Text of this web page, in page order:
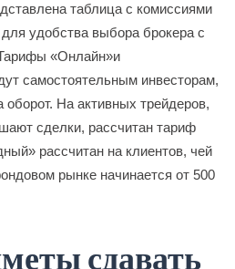
таблица с комиссиями
удобства выбора брокера с
«Онлайн»и
самостоятельным инвесторам,
оборот. На активных трейдеров,
сделки, рассчитан тариф
рассчитан на клиентов, чей
рынке начинается от 500
сдавать